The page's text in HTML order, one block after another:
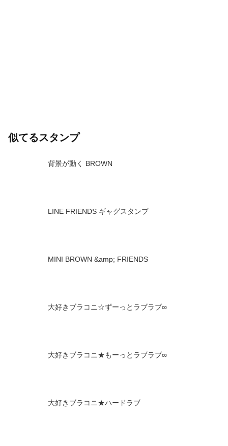
似てるスタンプ
背景が動く BROWN
LINE FRIENDS ギャグスタンプ
MINI BROWN &amp; FRIENDS
大好きブラコニ☆ずーっとラブラブ∞
大好きブラコニ★もーっとラブラブ∞
大好きブラコニ★ハードラブ